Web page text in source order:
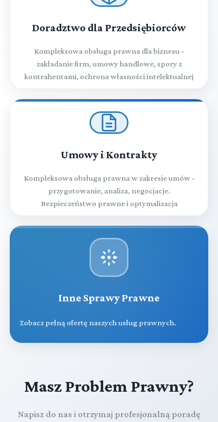
Doradztwo dla Przedsiębiorców
Kompleksowa obsługa prawna dla biznesu -
zakładanie firm, umowy handlowe, spory z
kontrahentami, ochrona własności intelektualnej
Umowy i Kontrakty
Kompleksowa obsługa prawna w zakresie umów -
przygotowanie, analiza, negocjacje.
Bezpieczeństwo prawne i optymalizacja
Inne Sprawy Prawne
Zobacz pełną ofertę naszych usług prawnych.
Masz Problem Prawny?
Napisz do nas i otrzymaj profesjonalną poradę